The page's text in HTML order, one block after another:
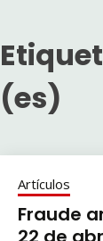
(es)
Artículos
Fraude